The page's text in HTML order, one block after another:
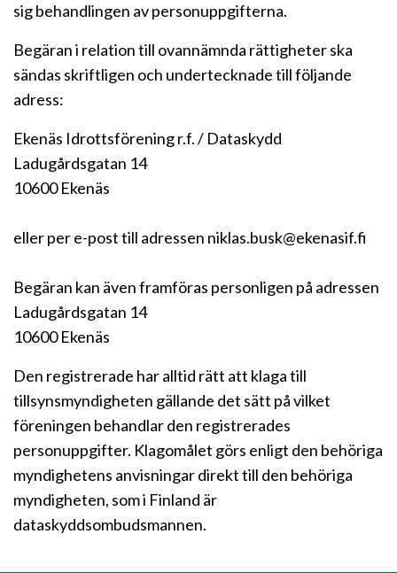
sig behandlingen av personuppgifterna.
Begäran i relation till ovannämnda rättigheter ska
sändas skriftligen och undertecknade till följande
adress:
Ekenäs Idrottsförening r.f. / Dataskydd
Ladugårdsgatan 14
10600 Ekenäs
eller per e-post till adressen niklas.busk@ekenasif.fi
Begäran kan även framföras personligen på adressen
Ladugårdsgatan 14
10600 Ekenäs
Den registrerade har alltid rätt att klaga till
tillsynsmyndigheten gällande det sätt på vilket
föreningen behandlar den registrerades
personuppgifter. Klagomålet görs enligt den behöriga
myndighetens anvisningar direkt till den behöriga
myndigheten, som i Finland är
dataskyddsombudsmannen.